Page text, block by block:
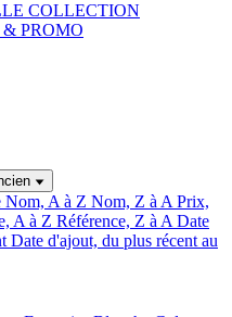
COLLECTION
PROMO
Nom, A à Z Nom, Z à A Prix,
A à Z Référence, Z à A Date
Date d'ajout, du plus récent au